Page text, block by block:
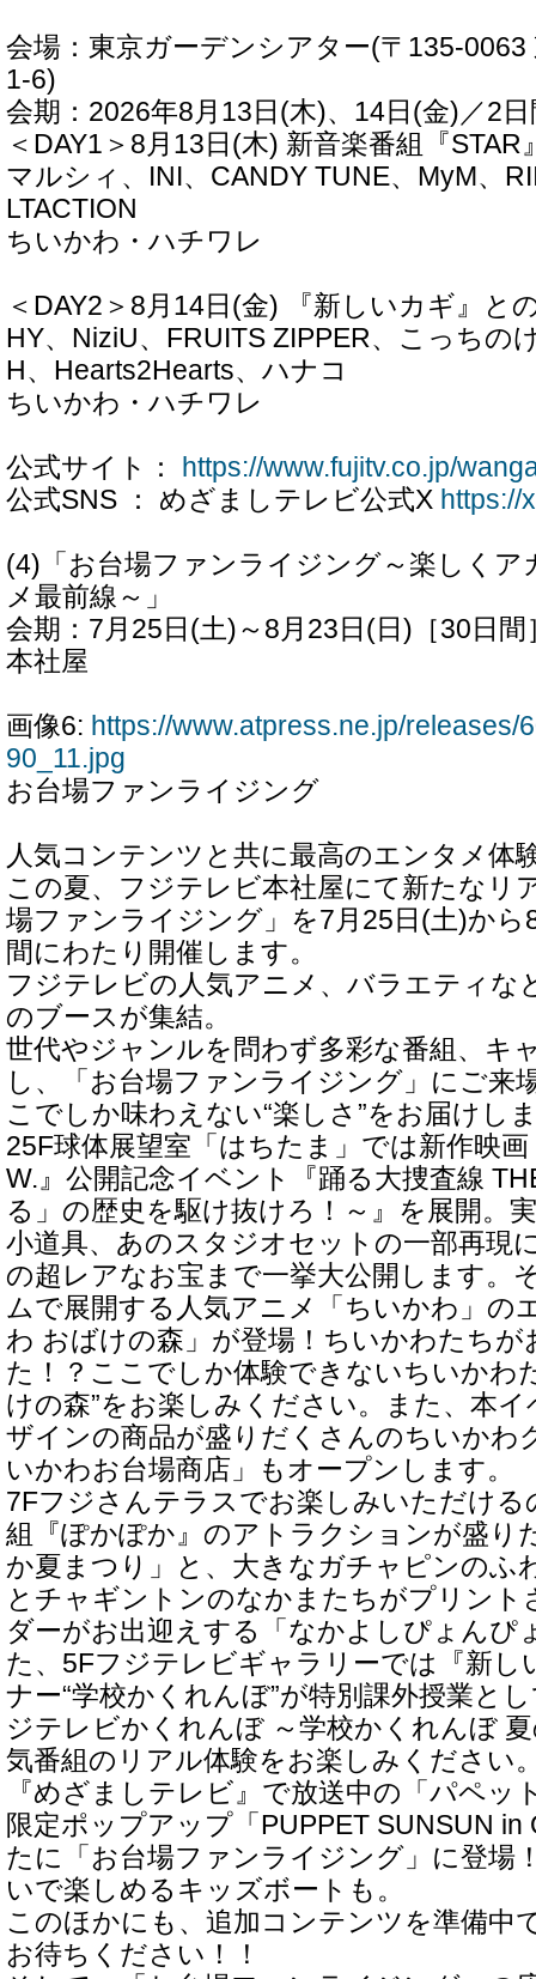
会場：東京ガーデンシアター(〒135-0063
1-6)
会期：2026年8月13日(木)、14日(金)／2日
＜DAY1＞8月13日(木) 新音楽番組『
マルシィ、INI、CANDY TUNE、MyM、
LTACTION
ちいかわ・ハチワレ
＜DAY2＞8月14日(金) 『新しいカギ』と
HY、NiziU、FRUITS ZIPPER、こっちの
H、Hearts2Hearts、ハナコ
ちいかわ・ハチワレ
公式サイト：
https://www.fujitv.co.jp/
公式SNS ： めざましテレビ公式X https://
(4)「お台場ファンライジング～楽しくア
メ最前線～」
会期：7月25日(土)～8月23日(日)［30日
本社屋
画像6: https://www.atpress.ne.jp/releases/
90_11.jpg
お台場ファンライジング
人気コンテンツと共に最高のエンタメ体
この夏、フジテレビ本社屋にて新たなリ
場ファンライジング」を7月25日(土)から
間にわたり開催します。
フジテレビの人気アニメ、バラエティな
のブースが集結。
世代やジャンルを問わず多彩な番組、キ
し、「お台場ファンライジング」にご来
こでしか味わえない“楽しさ”をお届けし
25F球体展望室「はちたま」では新作映
W.』公開記念イベント『踊る大捜査線
る」の歴史を駆け抜けろ！～』を展開。
小道具、あのスタジオセットの一部再現
の超レアなお宝まで一挙大公開します。
ムで展開する人気アニメ「ちいかわ」の
わ おばけの森」が登場！ちいかわたち
た！？ここでしか体験できないちいかわ
けの森”をお楽しみください。また、本
ザインの商品が盛りだくさんのちいかわ
いかわお台場商店」もオープンします。
7Fフジさんテラスでお楽しみいただけ
組『ぽかぽか』のアトラクションが盛り
か夏まつり」と、大きなガチャピンのふ
とチャギントンのなかまたちがプリント
ダーがお出迎えする「なかよしぴょんぴ
た、5Fフジテレビギャラリーでは『新し
ナー“学校かくれんぼ”が特別課外授業と
ジテレビかくれんぼ ～学校かくれんぼ
気番組のリアル体験をお楽しみください
『めざましテレビ』で放送中の「パペッ
限定ポップアップ「PUPPET SUNSUN in
たに「お台場ファンライジング」に登場
いで楽しめるキッズボートも。
このほかにも、追加コンテンツを準備中
お待ちください！！